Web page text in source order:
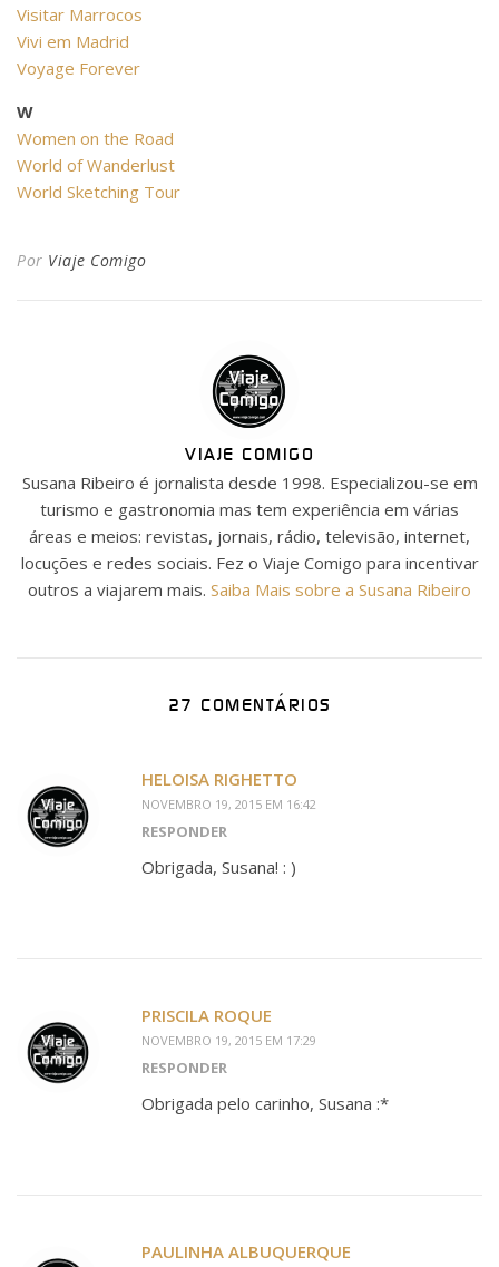
Visitar Marrocos
Vivi em Madrid
Voyage Forever
W
Women on the Road
World of Wanderlust
World Sketching Tour
Por Viaje Comigo
VIAJE COMIGO
Susana Ribeiro é jornalista desde 1998. Especializou-se em
turismo e gastronomia mas tem experiência em várias
áreas e meios: revistas, jornais, rádio, televisão, internet,
locuções e redes sociais. Fez o Viaje Comigo para incentivar
outros a viajarem mais. Saiba Mais sobre a Susana Ribeiro
27 COMENTÁRIOS
HELOISA RIGHETTO
NOVEMBRO 19, 2015 EM 16:42
RESPONDER
Obrigada, Susana! : )
PRISCILA ROQUE
NOVEMBRO 19, 2015 EM 17:29
RESPONDER
Obrigada pelo carinho, Susana :*
PAULINHA ALBUQUERQUE